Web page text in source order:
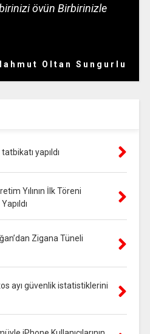
övün Birbirinizle
Oltan Sungurlu
yapıldı
Yılının İlk Töreni
Zigana Tüneli
ayı güvenlik istatistiklerini